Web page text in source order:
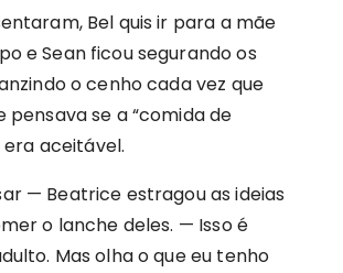
Bel quis ir para a mãe
e Sean ficou segurando os
o cenho cada vez que
pensava se a “comida de
era aceitável.
— Beatrice estragou as ideias
o lanche deles. — Isso é
Mas olha o que eu tenho